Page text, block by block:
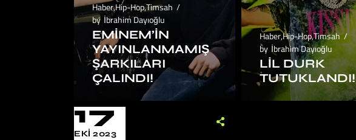
Haber,Hip-Hop,Timsah
by İbrahim Dayıoğlu
EMINEM’IN
YAYINLANMAMIŞ
ŞARKILARI
ÇALINDI!
Haber,Hip-Hop,Timsah
by İbrahim Dayıoğlu
LIL DURK
TUTUKLANDI!
17
EKI 2023